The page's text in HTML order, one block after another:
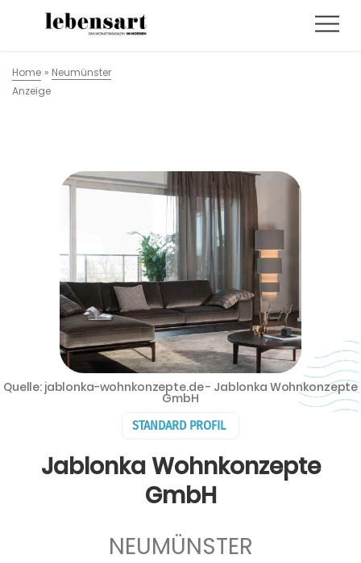
Home » Neumünster
Anzeige
STANDARD PROFIL
Jablonka Wohnkonzepte
GmbH
NEUMÜNSTER
Quelle: jablonka-wohnkonzepte.de - Jablonka Wohnkonzepte
GmbH